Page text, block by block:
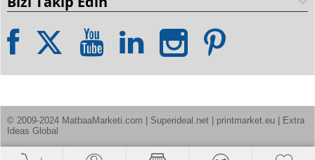
© 2009-2024 MatbaaMarketi.com | Superideal.net | printmarket.eu | Extra
Ideas Global